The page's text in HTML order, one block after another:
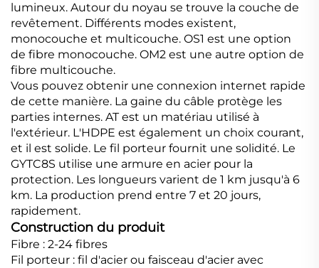
lumineux. Autour du noyau se trouve la couche de
revêtement. Différents modes existent,
monocouche et multicouche. OS1 est une option
de fibre monocouche. OM2 est une autre option de
fibre multicouche.
Vous pouvez obtenir une connexion internet rapide
de cette manière. La gaine du câble protège les
parties internes. AT est un matériau utilisé à
l'extérieur. L'HDPE est également un choix courant,
et il est solide. Le fil porteur fournit une solidité. Le
GYTC8S utilise une armure en acier pour la
protection. Les longueurs varient de 1 km jusqu'à 6
km. La production prend entre 7 et 20 jours,
rapidement.
Construction du produit
Fibre : 2-24 fibres
Fil porteur : fil d'acier ou faisceau d'acier avec